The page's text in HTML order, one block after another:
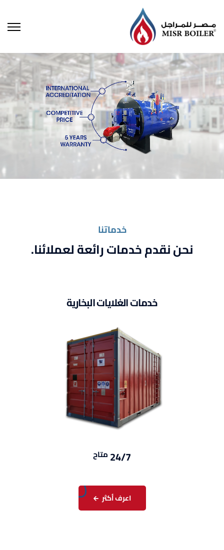
خدماتنا
نحن نقدم خدمات رائعة لعملائنا.
خدمات الغلايات البخارية
24/7 متاح
اعرف أكثر